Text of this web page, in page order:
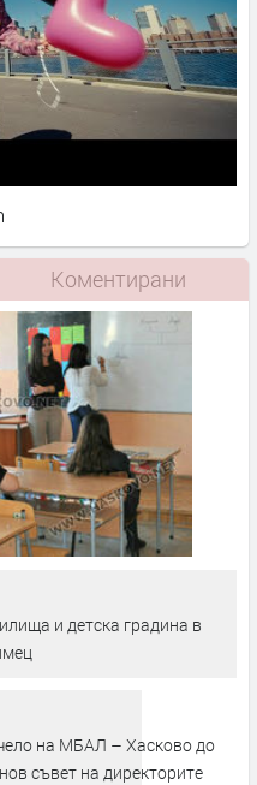
Коментирани
и детска градина в
на МБАЛ – Хасково до
съвет на директорите